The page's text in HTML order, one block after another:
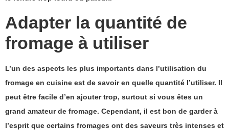
Adapter la quantité de
fromage à utiliser
L’un des aspects les plus importants dans l’utilisation du
fromage en cuisine est de savoir en quelle quantité l’utiliser. Il
peut être facile d’en ajouter trop, surtout si vous êtes un
grand amateur de fromage. Cependant, il est bon de garder à
l’esprit que certains fromages ont des saveurs très intenses et